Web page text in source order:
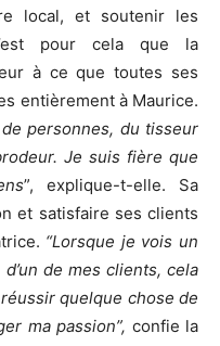
local, et soutenir les
pour cela que la
à ce que toutes ses
entièrement à Maurice.
personnes, du tisseur
Je suis fière que
”, explique-t-elle. Sa
et satisfaire ses clients
“Lorsque je vois un
de mes clients, cela
quelque chose de
ma passion”, confie la